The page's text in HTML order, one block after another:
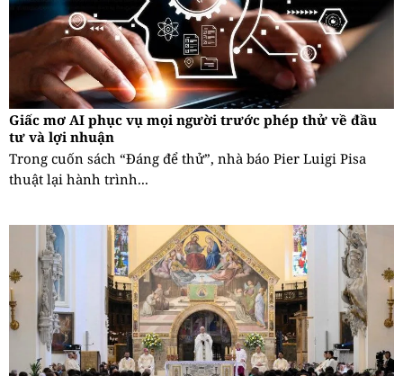
Giấc mơ AI phục vụ mọi người trước phép thử về đầu
tư và lợi nhuận
Trong cuốn sách “Đáng để thử”, nhà báo Pier Luigi Pisa
thuật lại hành trình...